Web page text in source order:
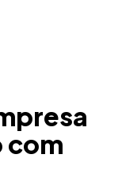
com